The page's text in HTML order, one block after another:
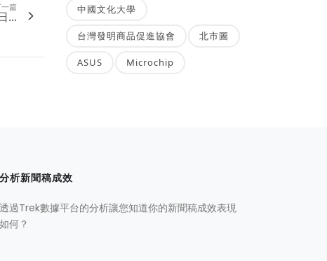
篇
... 中國文化大學
台灣發明商品促進協會 北市圖
ASUS Microchip
分析新聞稿成效
透過Trek數據平台的分析讓您知道你的新聞稿成效表現
如何？